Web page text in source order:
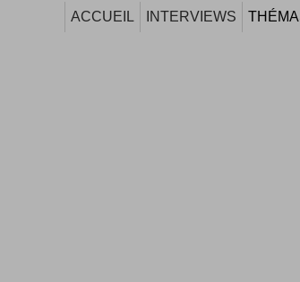
ACCUEIL INTERVIEWS